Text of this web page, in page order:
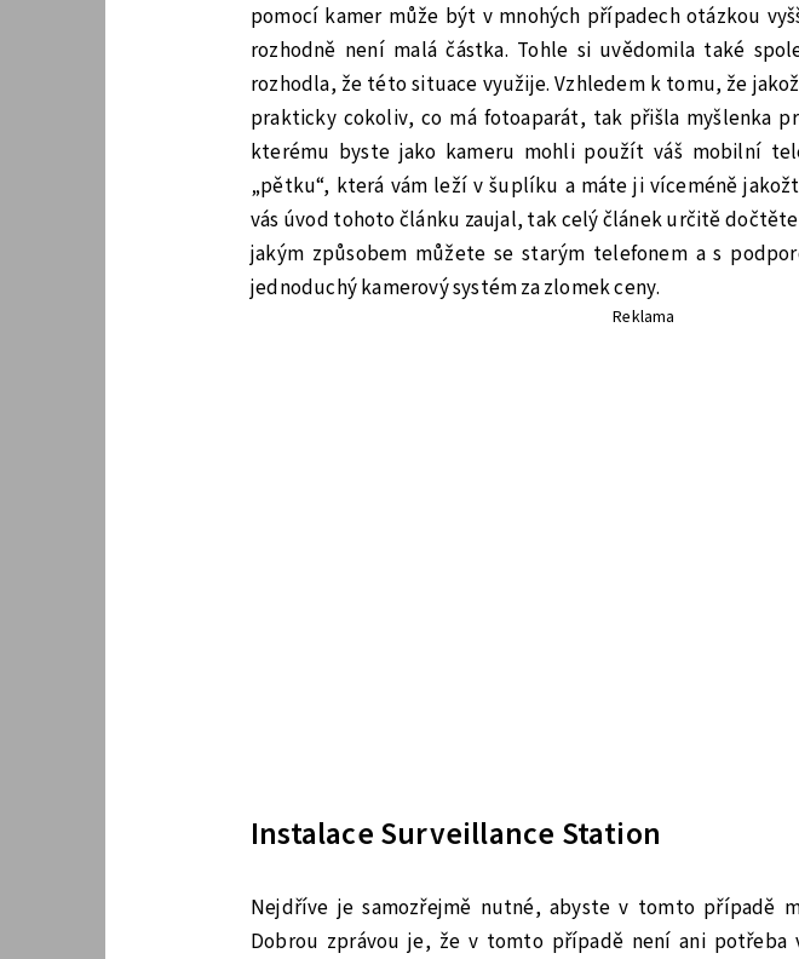
pomocí kamer může být v mnohých případech otázkou
rozhodně není malá částka. Tohle si uvědomila také
rozhodla, že této situace využije. Vzhledem k tomu, že
prakticky cokoliv, co má fotoaparát, tak přišla myšlenka
kterému byste jako kameru mohli použít váš mobilní
„pětku“, která vám leží v šuplíku a máte ji víceméně
vás úvod tohoto článku zaujal, tak celý článek určitě dočtěte
jakým způsobem můžete se starým telefonem a s
jednoduchý kamerový systém za zlomek ceny.
Reklama
Instalace Surveillance Station
Nejdříve je samozřejmě nutné, abyste v tomto případě
Dobrou zprávou je, že v tomto případě není ani potřeba